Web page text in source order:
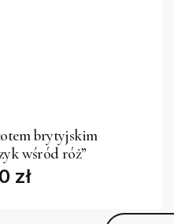
brytyjskim
wśród róż”
zł